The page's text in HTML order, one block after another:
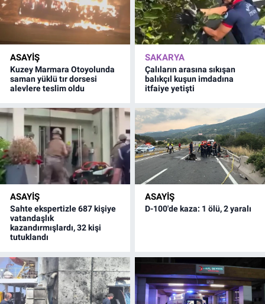
ASAYİŞ
Kuzey Marmara Otoyolunda
saman yüklü tır dorsesi
alevlere teslim oldu
SAKARYA
Çalıların arasına sıkışan
balıkçıl kuşun imdadına
itfaiye yetişti
ASAYİŞ
Sahte ekspertizle 687 kişiye
vatandaşlık
kazandırmışlardı, 32 kişi
tutuklandı
ASAYİŞ
D-100'de kaza: 1 ölü, 2 yaralı